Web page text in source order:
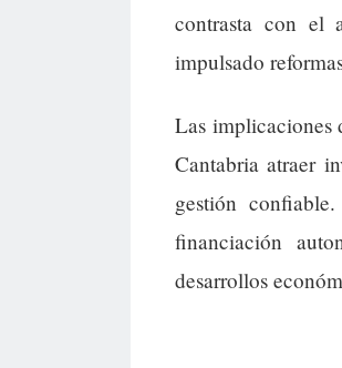
contrasta con el
impulsado
Las implicaciones
Cantabria atraer
gestión
financiación
desarrollos